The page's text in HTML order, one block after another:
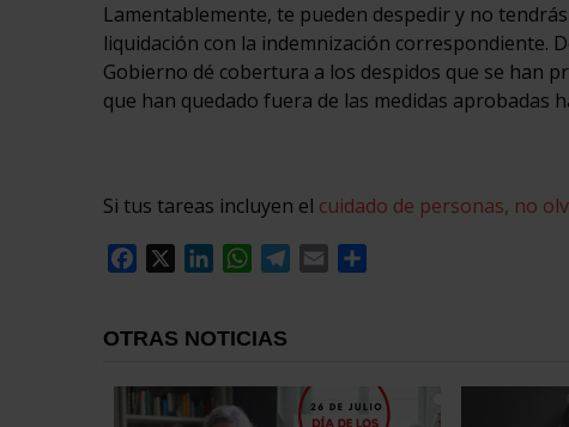
Lamentablemente, te pueden despedir y no
liquidación con la indemnización correspondiente.
Gobierno dé cobertura a los despidos que se han
que han quedado fuera de las medidas aprobadas
Si tus tareas incluyen el cuidado de personas, no
Facebook
LinkedInWhatsApp
Telegram
Email
OTRAS NOTICIAS